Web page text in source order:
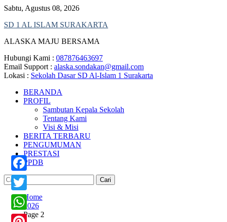
Skip
content
Sabtu, Agustus 08, 2026
SD 1 AL ISLAM SURAKARTA
ALASKA MAJU BERSAMA
Hubungi Kami : 087876463697
Email Support : alaska.sondakan@gmail.com
Lokasi : Sekolah Dasar SD Al-Islam 1 Surakarta
BERANDA
PROFIL
Sambutan Kepala Sekolah
Tentang Kami
Visi & Misi
BERITA TERBARU
PENGUMUMAN
PRESTASI
PPDB
Cari
untuk:
Home
2026
Page 2
Facebook
Twitter
WhatsApp